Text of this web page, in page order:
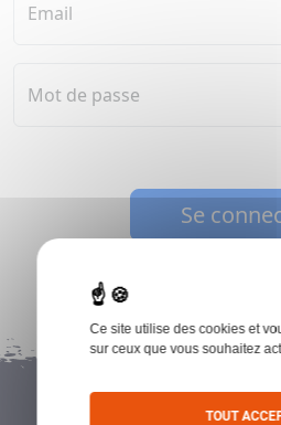
Email
Mot de passe
Se
Ce site utilise des cookies et
sur ceux que vous souhaitez
TOUT